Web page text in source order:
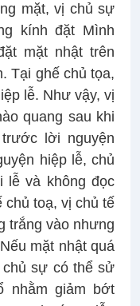
mặt, vị chủ sự
kính đặt Mình
mặt nhật trên
Tại ghế chủ tọa,
lễ. Như vậy, vị
quang sau khi
lời nguyện
hiệp lễ, chủ
lễ và không đọc
chủ toạ, vị chủ tế
trắng vào nhưng
mặt nhật quá
sự có thể sử
nhằm giảm bớt